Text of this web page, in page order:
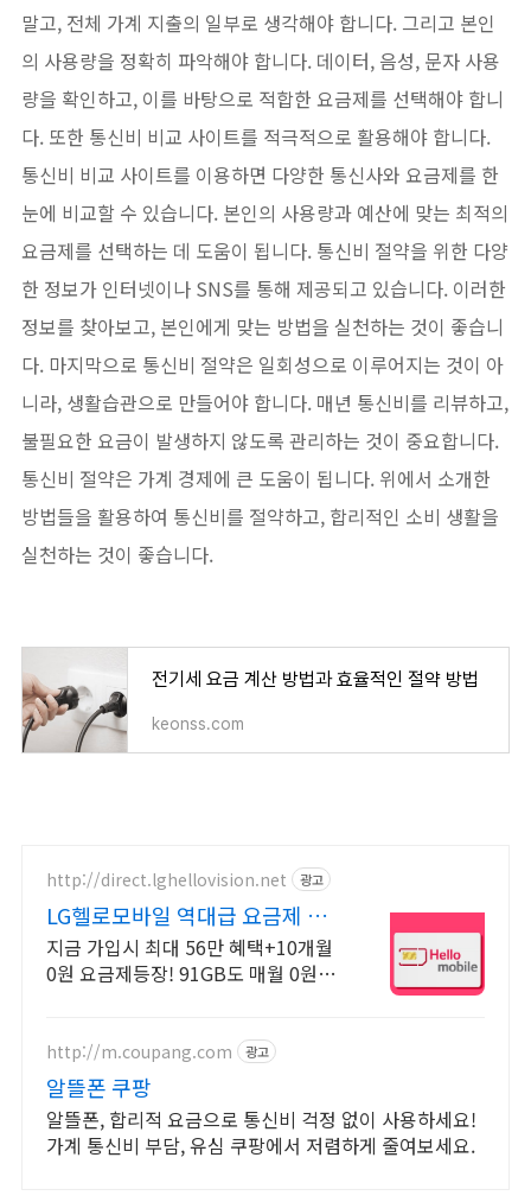
말고, 전체 가계 지출의 일부로 생각해야 합니다. 그리고 본인
의 사용량을 정확히 파악해야 합니다. 데이터, 음성, 문자 사용
량을 확인하고, 이를 바탕으로 적합한 요금제를 선택해야 합니
다. 또한 통신비 비교 사이트를 적극적으로 활용해야 합니다.
통신비 비교 사이트를 이용하면 다양한 통신사와 요금제를 한
눈에 비교할 수 있습니다. 본인의 사용량과 예산에 맞는 최적의
요금제를 선택하는 데 도움이 됩니다. 통신비 절약을 위한 다양
한 정보가 인터넷이나 SNS를 통해 제공되고 있습니다. 이러한
정보를 찾아보고, 본인에게 맞는 방법을 실천하는 것이 좋습니
다. 마지막으로 통신비 절약은 일회성으로 이루어지는 것이 아
니라, 생활습관으로 만들어야 합니다. 매년 통신비를 리뷰하고,
불필요한 요금이 발생하지 않도록 관리하는 것이 중요합니다.
통신비 절약은 가계 경제에 큰 도움이 됩니다. 위에서 소개한
방법들을 활용하여 통신비를 절약하고, 합리적인 소비 생활을
실천하는 것이 좋습니다.
전기세 요금 계산 방법과 효율적인 절약 방법
keonss.com
http://direct.lghellovision.net 광고
LG헬로모바일 역대급 요금제 편
의점 유심, 이심 즉시개통
지금 가입시 최대 56만 혜택+10개월
0원 요금제등장! 91GB도 매월 0원으
http://m.coupang.com 광고
알뜰폰 쿠팡
알뜰폰, 합리적 요금으로 통신비 걱정 없이 사용하세요!
가계 통신비 부담, 유심 쿠팡에서 저렴하게 줄여보세요.